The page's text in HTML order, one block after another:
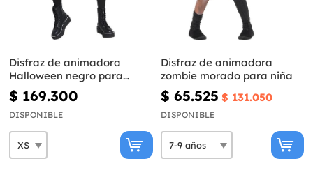
Disfraz de animadora
Halloween negro para
mujer
$ 169.300
DISPONIBLE
Disfraz de animadora
zombie morado para niña
$ 65.525 $ 131.050
DISPONIBLE